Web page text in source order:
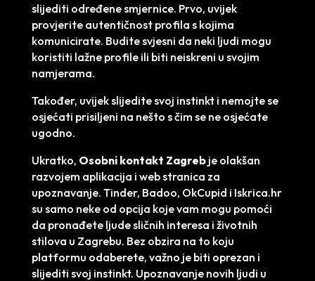
slijediti određene smjernice. Prvo, uvijek
provjerite autentičnost profila s kojima
komunicirate. Budite svjesni da neki ljudi mogu
koristiti lažne profile ili biti neiskreni u svojim
namjerama.
Također, uvijek slijedite svoj instinkt i nemojte se
osjećati prisiljeni na nešto s čim se ne osjećate
ugodno.
Ukratko, Osobni kontakt Zagrebje olakšan
razvojem aplikacija i web stranica za
upoznavanje. Tinder, Badoo, OkCupid i Iskrica.hr
su samo neke od opcija koje vam mogu pomoći
da pronađete ljude sličnih interesa i životnih
stilova u Zagrebu. Bez obzira na to koju
platformu odaberete, važno je biti oprezan i
slijediti svoj instinkt. Upoznavanje novih ljudi u